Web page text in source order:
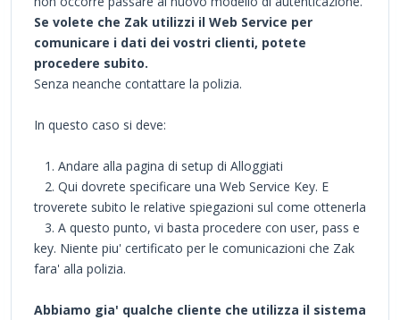
Se volete che Zak utilizzi il Web Service per
comunicare i dati dei vostri clienti, potete
procedere subito.
Senza neanche contattare la polizia.
In questo caso si deve:
1. Andare alla pagina di setup di Alloggiati
2. Qui dovrete specificare una Web Service Key. E
troverete subito le relative spiegazioni sul come ottenerla
3. A questo punto, vi basta procedere con user, pass e
key. Niente piu' certificato per le comunicazioni che Zak
fara' alla polizia.
Abbiamo gia' qualche cliente che utilizza il sistema